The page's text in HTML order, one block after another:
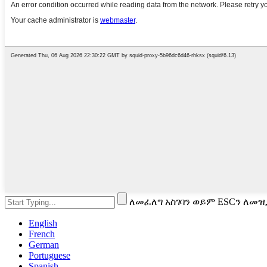
ለመፈለግ አስገባን ወይም ESCን
English
French
German
Portuguese